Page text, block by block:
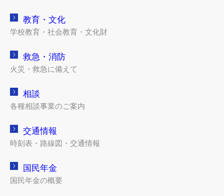
教育・文化
学校教育・社会教育・文化財
救急・消防
火災・救急に備えて
相談
各種相談事業のご案内
交通情報
時刻表・路線図・交通情報
国民年金
国民年金の概要